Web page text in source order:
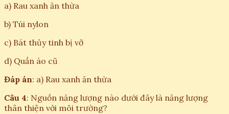
a) Rau xanh ăn thừa
b) Túi nylon
c) Bát thủy tinh bị vỡ
d) Quần áo cũ
Đáp án: a) Rau xanh ăn thừa
Câu 4: Nguồn năng lượng nào dưới đây là năng lượng
thân thiện với môi trường?